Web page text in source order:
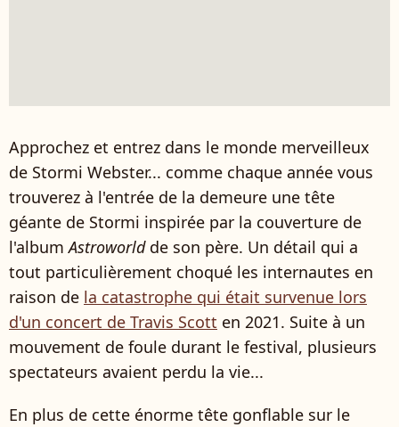
Approchez et entrez dans le monde merveilleux
de Stormi Webster... comme chaque année vous
trouverez à l'entrée de la demeure une tête
géante de Stormi inspirée par la couverture de
l'albumAstroworldde son père. Un détail qui a
tout particulièrement choqué les internautes en
raison de la catastrophe qui était survenue lors
d'un concert de Travis Scott en 2021. Suite à un
mouvement de foule durant le festival, plusieurs
spectateurs avaient perdu la vie...
En plus de cette énorme tête gonflable sur le